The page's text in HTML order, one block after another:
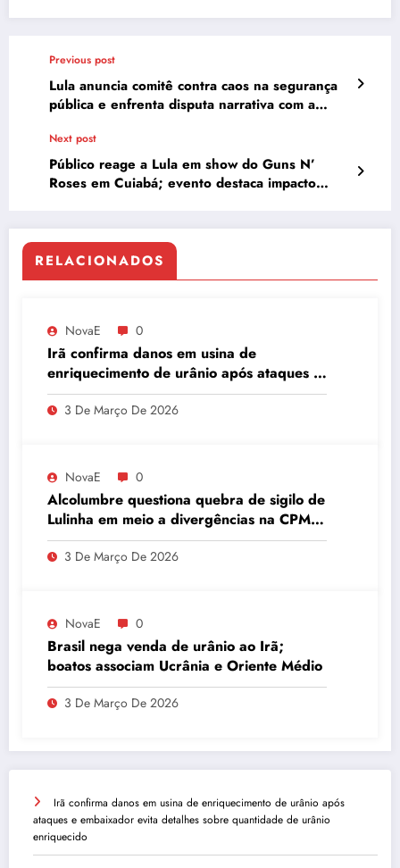
Previous post
Lula anuncia comitê contra caos na segurança
pública e enfrenta disputa narrativa com a
Next post
Público reage a Lula em show do Guns N’
Roses em Cuiabá; evento destaca impacto
RELACIONADOS
NovaE 0
Irã confirma danos em usina de
enriquecimento de urânio após ataques e
embaixador evita detalhes sobre
quantidade de urânio enriquecido
3 De Março De 2026
NovaE 0
Alcolumbre questiona quebra de sigilo de
Lulinha em meio a divergências na CPMI
do INSS
3 De Março De 2026
NovaE 0
Brasil nega venda de urânio ao Irã;
boatos associam Ucrânia e Oriente Médio
3 De Março De 2026
Irã confirma danos em usina de enriquecimento de urânio após
ataques e embaixador evita detalhes sobre quantidade de urânio
enriquecido